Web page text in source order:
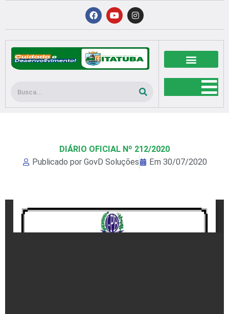
conteúdo
F
a
c
b
o
o
k
Y
o
u
u
b
e
I
n
s
a
g
r
a
Pesquisar
DIÁRIO OFICIAL Nº 212/2020
Publicado por GovD Soluções Em 30/07/2020